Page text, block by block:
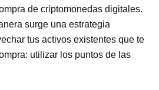
de criptomonedas digitales.
surge una estrategia
tus activos existentes que te
utilizar los puntos de las